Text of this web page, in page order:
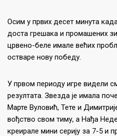
Осим у првих десет минута
доста грешака и промашених
црвено-беле имале већих
остваре нову победу.
У првом периоду игре видели
резултата. Звезда је имала
Марте Вуловић, Тете и
вођство свом тиму, а Нађа
креирале мини серију за 7-5 и